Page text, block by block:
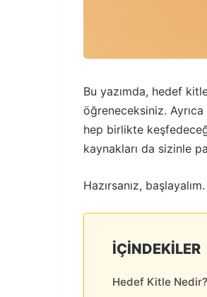
Bu yazımda, hedef
öğreneceksiniz.
hep birlikte
kaynakları da sizinle
Hazırsanız, başlayalım.
İÇINDEKILER
Hedef Kitle Nedir?